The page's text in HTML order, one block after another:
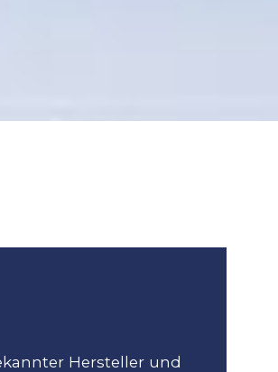
Hersteller und